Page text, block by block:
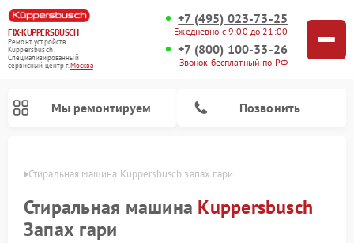
FIX-KUPPERSBUSCH
Ремонт устройств
Kuppersbusch
Специализированный
cервисный центр г.Москва
+7 (495) 023-73-25
Ежедневно с 9:00 до 21:00
+7 (800) 100-33-26
Звонок бесплатный по РФ
Мы ремонтируем Позвонить
Стиральная машина Kuppersbusch запах гари
Стиральная машина Kuppersbusch
Запах гари